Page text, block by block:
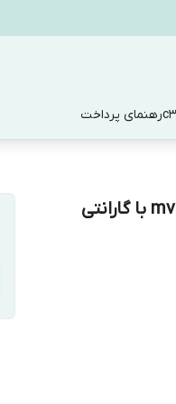
رهنمای پرداخت